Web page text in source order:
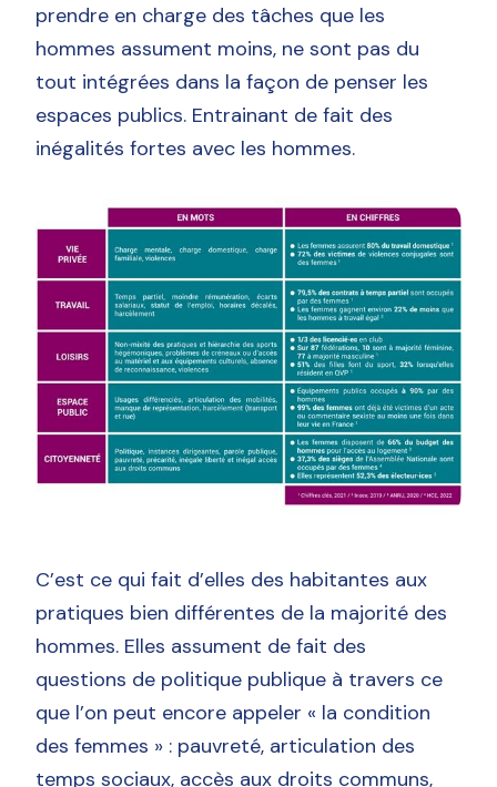
prendre en charge des tâches que les
hommes assument moins, ne sont pas du
tout intégrées dans la façon de penser les
espaces publics. Entrainant de fait des
inégalités fortes avec les hommes.
C’est ce qui fait d’elles des habitantes aux
pratiques bien différentes de la majorité des
hommes. Elles assument de fait des
questions de politique publique à travers ce
que l’on peut encore appeler « la condition
des femmes » : pauvreté, articulation des
temps sociaux, accès aux droits communs,